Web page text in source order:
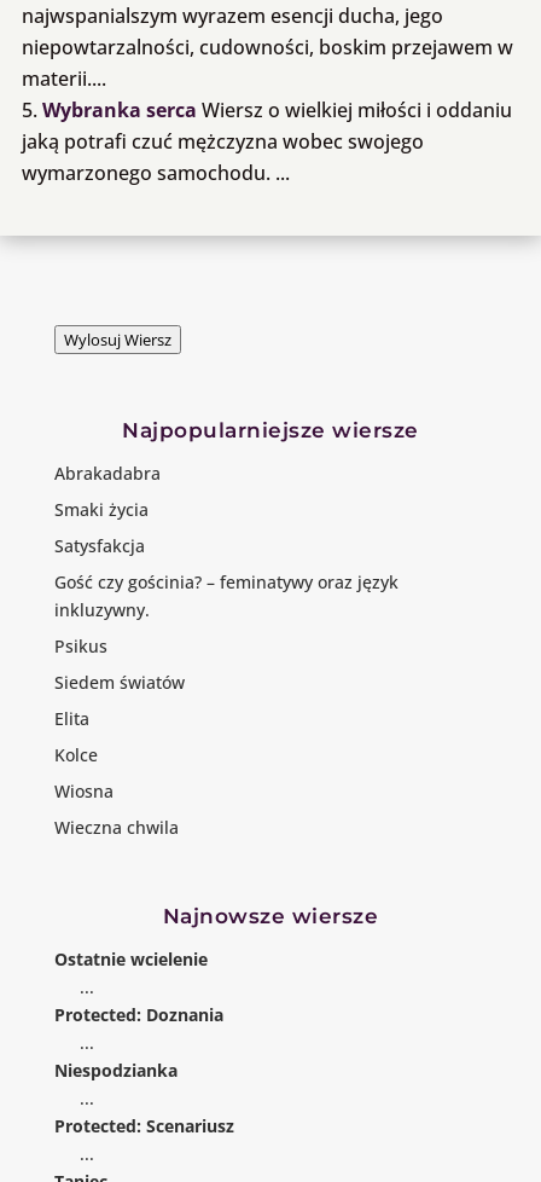
najwspanialszym wyrazem esencji ducha, jego
niepowtarzalności, cudowności, boskim przejawem w
materii....
Wybranka serca Wiersz o wielkiej miłości i oddaniu
jaką potrafi czuć mężczyzna wobec swojego
wymarzonego samochodu. ...
Wylosuj Wiersz
Najpopularniejsze wiersze
Abrakadabra
Smaki życia
Satysfakcja
Gość czy gościnia? – feminatywy oraz język
inkluzywny.
Psikus
Siedem światów
Elita
Kolce
Wiosna
Wieczna chwila
Najnowsze wiersze
Ostatnie wcielenie
...
Protected: Doznania
...
Niespodzianka
...
Protected: Scenariusz
...